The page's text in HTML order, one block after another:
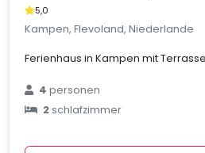
5,0
Kampen, Flevoland, Niederlande
Ferienhaus in Kampen mit Terrasse
4personen
2schlafzimmer